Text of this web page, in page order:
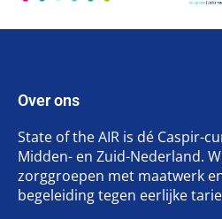
Over ons
State of the AIR is dé Caspir-
Midden- en Zuid-Nederland.
zorggroepen met maatwerk
begeleiding tegen eerlijke